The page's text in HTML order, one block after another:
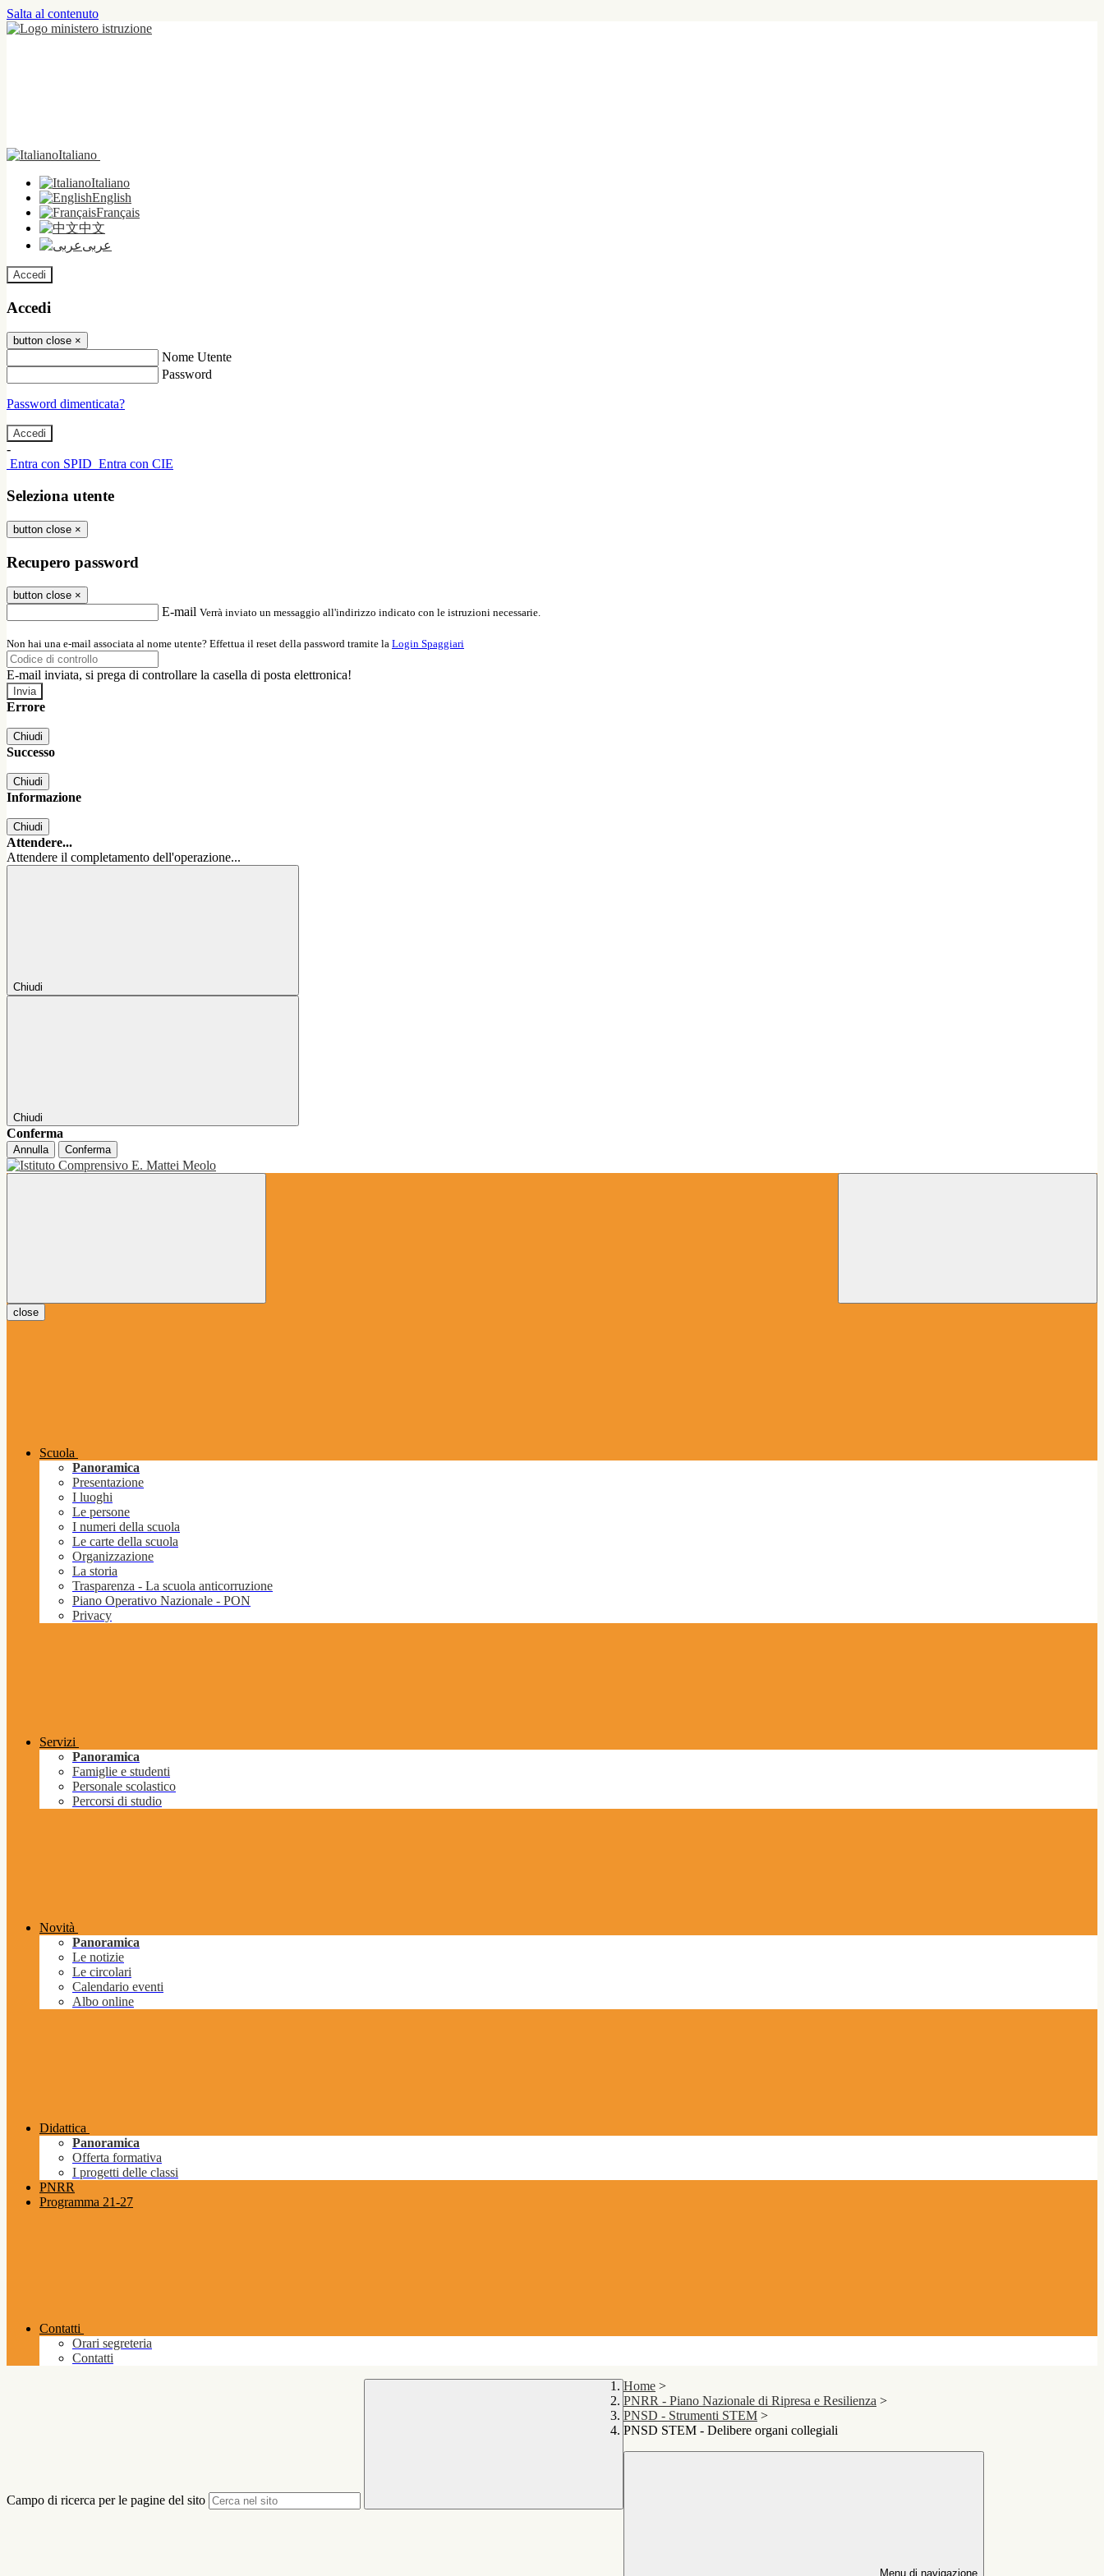
Salta al contenuto
Italiano
Italiano
English
Français
中文
عربى
Accedi
Accedi
button close ×
Nome Utente
Password
Password dimenticata?
-
Entra con SPID Entra con CIE
Seleziona utente
button close ×
Recupero password
button close ×
E-mail Verrà inviato un messaggio all'indirizzo indicato con le istruzioni necessarie.
Non hai una e-mail associata al nome utente? Effettua il reset della password tramite la Login Spaggiari
E-mail inviata, si prega di controllare la casella di posta elettronica!
Errore
Chiudi
Successo
Chiudi
Informazione
Chiudi
Attendere...
Attendere il completamento dell'operazione...
Chiudi
Chiudi
Conferma
Annulla Conferma
close
Scuola
Panoramica
Presentazione
I luoghi
Le persone
I numeri della scuola
Le carte della scuola
Organizzazione
La storia
Trasparenza - La scuola anticorruzione
Piano Operativo Nazionale - PON
Privacy
Servizi
Panoramica
Famiglie e studenti
Personale scolastico
Percorsi di studio
Novità
Panoramica
Le notizie
Le circolari
Calendario eventi
Albo online
Didattica
Panoramica
Offerta formativa
I progetti delle classi
PNRR
Programma 21-27
Contatti
Orari segreteria
Contatti
Campo di ricerca per le pagine del sito
Home >
PNRR - Piano Nazionale di Ripresa e Resilienza >
PNSD - Strumenti STEM >
PNSD STEM - Delibere organi collegiali
Menu di navigazione